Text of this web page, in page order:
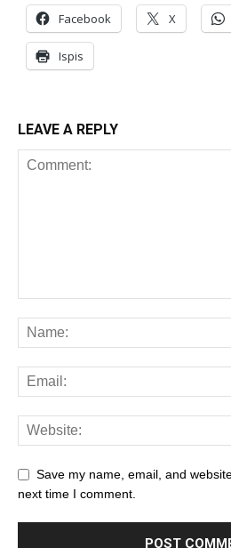
Facebook X
Ispis
LEAVE A REPLY
Save my name, email, and
next time I comment.